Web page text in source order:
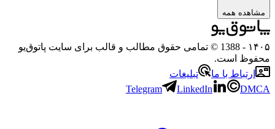
همه
- 1388 © تمامی حقوق مطالب و قالب برای سایت پاتوق‌یو
است.
با ما
تبلیغات
Telegram
LinkedIn